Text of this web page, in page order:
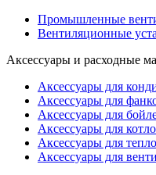
Промышленные
Вентиляционные
Аксессуары и расходные
Аксессуары для
Аксессуары для
Аксессуары для
Аксессуары для
Аксессуары для
Аксессуары для